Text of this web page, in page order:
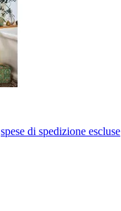
spese di spedizione escluse